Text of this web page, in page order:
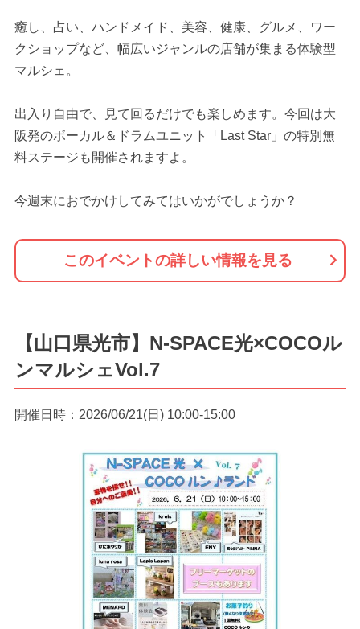
癒し、占い、ハンドメイド、美容、健康、グルメ、ワー
クショップなど、幅広いジャンルの店舗が集まる体験型
マルシェ。
出入り自由で、見て回るだけでも楽しめます。今回は大
阪発のボーカル＆ドラムユニット「Last Star」の特別無
料ステージも開催されますよ。
今週末におでかけしてみてはいかがでしょうか？
このイベントの詳しい情報を見る
【山口県光市】N-SPACE光×COCOル
ンマルシェVol.7
開催日時：2026/06/21(日) 10:00-15:00